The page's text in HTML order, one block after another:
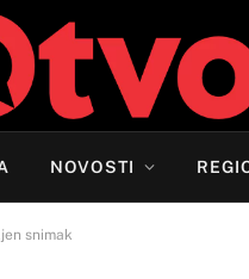
NOVOSTI
snimak